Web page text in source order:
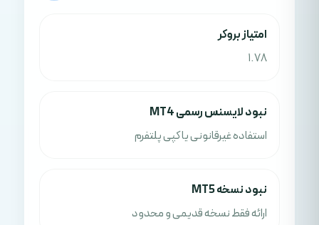
امتياز بروکر
1.78
نبود لایسنس رسمی MT4
استفاده غیرقانونی یا کپی پلتفرم
نبود نسخه MT5
ارائه فقط نسخه قدیمی و محدود